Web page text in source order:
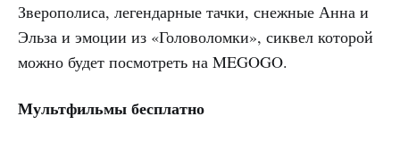
Зверополиса, легендарные тачки, снежные Анна и
Эльза и эмоции из «Головоломки», сиквел которой
можно будет посмотреть на MEGOGO.
Мультфильмы бесплатно